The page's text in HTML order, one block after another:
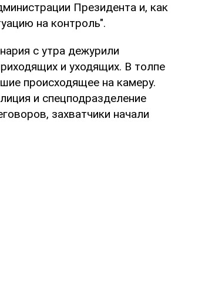
Президента и, как
на контроль".
с утра дежурили
и уходящих. В толпе
происходящее на камеру.
и спецподразделение
захватчики начали